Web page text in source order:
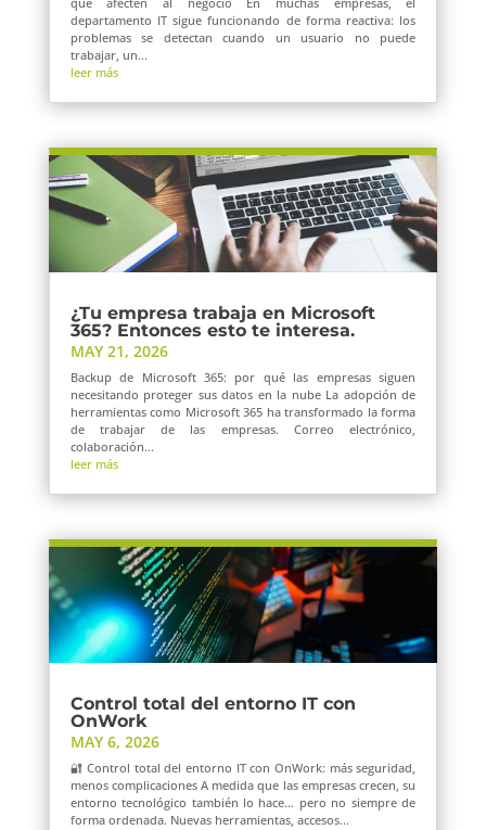
departamento IT sigue funcionando de forma reactiva: los
problemas se detectan cuando un usuario no puede
trabajar, un...
leer más
¿Tu empresa trabaja en Microsoft
365? Entonces esto te interesa.
MAY 21, 2026
Backup de Microsoft 365: por qué las empresas siguen
necesitando proteger sus datos en la nube La adopción de
herramientas como Microsoft 365 ha transformado la forma
de trabajar de las empresas. Correo electrónico,
colaboración...
leer más
Control total del entorno IT con
OnWork
MAY 6, 2026
🔐 Control total del entorno IT con OnWork: más seguridad,
menos complicaciones A medida que las empresas crecen, su
entorno tecnológico también lo hace… pero no siempre de
forma ordenada. Nuevas herramientas, accesos...